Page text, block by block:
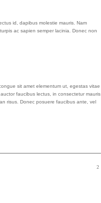
id, dapibus molestie mauris. Nam
ac sapien semper lacinia. Donec non
sit amet elementum ut, egestas vitae
faucibus lectus, in consectetur mauris
risus. Donec posuere faucibus ante, vel